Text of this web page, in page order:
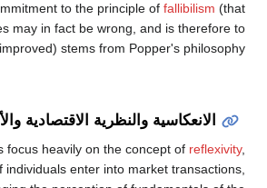
to the principle of fallibilism (that
may in fact be wrong, and is therefore to
stems from Popper's philosophy.
الانعكاسية والنظرية الاقتصادية
focus heavily on the concept of reflexivity,
individuals enter into market transactions,